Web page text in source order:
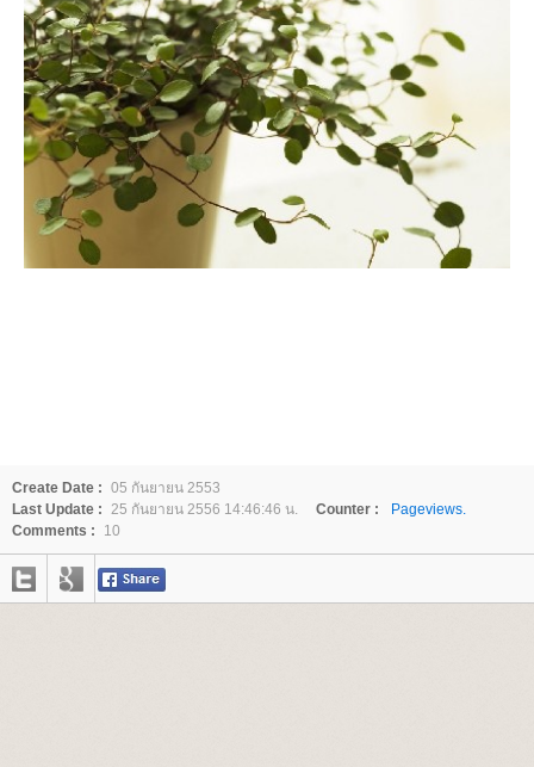
Create Date : 05 กันยายน 2553
Last Update : 25 กันยายน 2556 14:46:46 น. Counter :
Pageviews.
Comments :
10